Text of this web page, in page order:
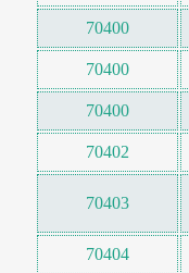
70400
70400
70400
70402
70403
70404